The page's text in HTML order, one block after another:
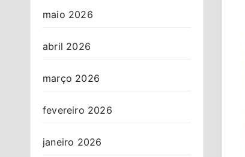
maio 2026
abril 2026
março 2026
fevereiro 2026
janeiro 2026